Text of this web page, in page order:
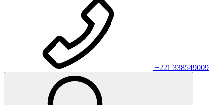
+221 338549009